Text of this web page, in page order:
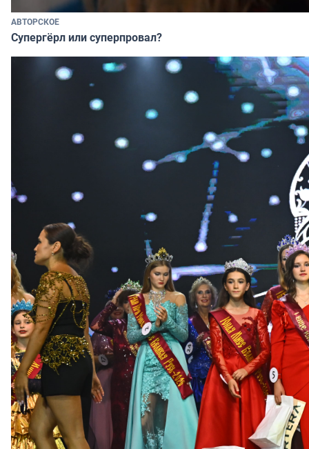
АВТОРСКОЕ
Супергёрл или суперпровал?